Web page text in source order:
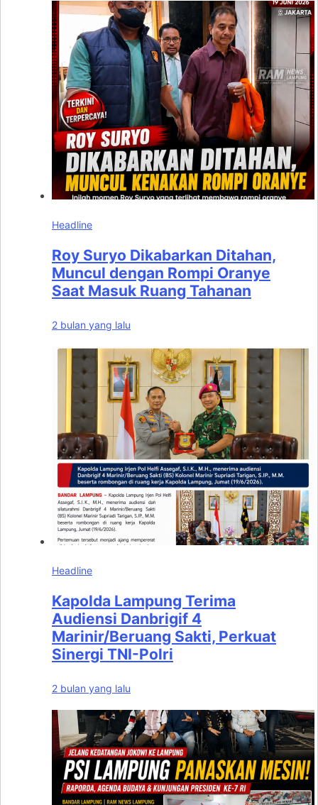
Headline
Roy Suryo Dikabarkan Ditahan,
Muncul dengan Rompi Oranye
Saat Masuk Ruang Tahanan
2 bulan yang lalu
Headline
Kapolda Lampung Terima
Audiensi Danbrigif 4
Marinir/Beruang Sakti, Perkuat
Sinergi TNI-Polri
2 bulan yang lalu